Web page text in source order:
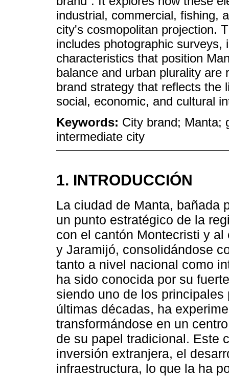
industrial, commercial, fishing,
city's cosmopolitan projection.
includes photographic
characteristics that position
balance and urban plurality
brand strategy that reflects the
social, economic, and cultural
Keywords: City brand; Manta;
intermediate city
1. INTRODUCCIÓN
La ciudad de Manta, bañada
un punto estratégico de la
con el cantón Montecristi y
y Jaramijó, consolidándose
tanto a nivel nacional como
ha sido conocida por su
siendo uno de los
últimas décadas, ha
transformándose en un
de su papel tradicional. Este
inversión extranjera, el
infraestructura, lo que la ha